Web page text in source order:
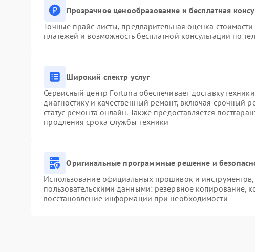
Прозрачное ценообразование и бесплатная
Точные прайс-листы, предварительная оценка
платежей и возможность бесплатной консультации по
Широкий спектр услуг
Сервисный центр Fortuna обеспечивает доставку
диагностику и качественный ремонт, включая срочный
статус ремонта онлайн. Также предоставляется
продления срока службы техники
Оригинальные программные решение и
Использование официальных прошивок и инструментов,
пользовательскими данными: резервное копирование,
восстановление информации при необходимости